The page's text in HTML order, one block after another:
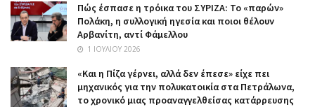
Πώς έσπασε η τρόικα του ΣΥΡΙΖΑ: Το «παρών»
Πολάκη, η συλλογική ηγεσία και ποιοι θέλουν
Αρβανίτη, αντί Φάμελλου
1 ΙΟΥΛΊΟΥ 2026
«Και η Πίζα γέρνει, αλλά δεν έπεσε» είχε πει
μηχανικός για την πολυκατοικία στα Πετράλωνα,
το χρονικό μιας προαναγγελθείσας κατάρρευσης